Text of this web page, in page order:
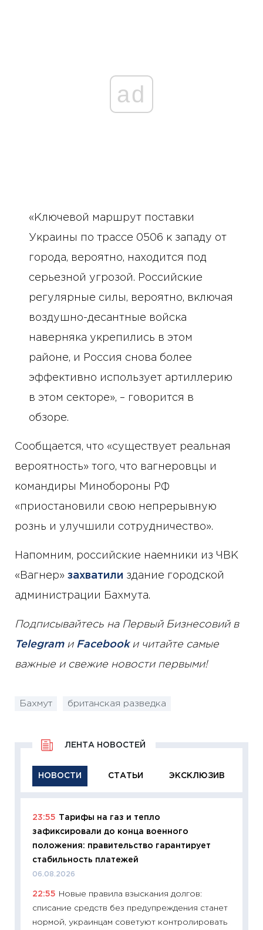
ad
«Ключевой маршрут поставки
Украины по трассе 0506 к западу от
города, вероятно, находится под
серьезной угрозой. Российские
регулярные силы, вероятно, включая
воздушно-десантные войска
наверняка укрепились в этом
районе, и Россия снова более
эффективно использует артиллерию
в этом секторе», – говорится в
обзоре.
Сообщается, что «существует реальная
вероятность» того, что вагнеровцы и
командиры Минобороны РФ
«приостановили свою непрерывную
рознь и улучшили сотрудничество».
Напомним, российские наемники из ЧВК
«Вагнер» захватили здание городской
администрации Бахмута.
Подписывайтесь на Первый Бизнесовий в
Telegramи Facebookи читайте самые
важные и свежие новости первыми!
Бахмут британская разведка
НОВОСТИ СТАТЬИ ЭКСКЛЮЗИВ
ЛЕНТА НОВОСТЕЙ
23:55 Тарифы на газ и тепло
зафиксировали до конца военного
положения: правительство гарантирует
стабильность платежей
06.08.2026
22:55
Новые правила взыскания долгов:
списание средств без предупреждения станет
нормой, украинцам советуют контролировать